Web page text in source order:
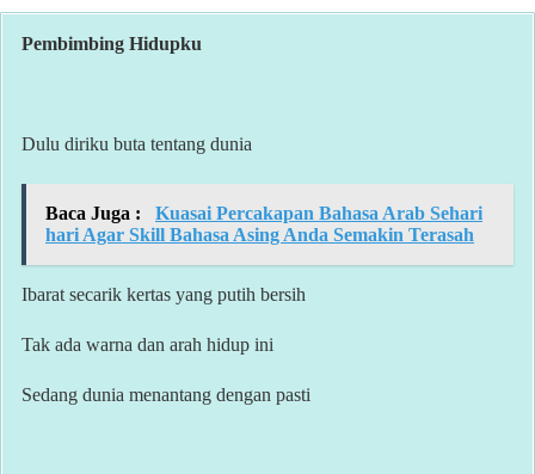
Pembimbing Hidupku
Dulu diriku buta tentang dunia
Baca Juga :
Kuasai Percakapan Bahasa Arab Sehari
hari Agar Skill Bahasa Asing Anda Semakin Terasah
Ibarat secarik kertas yang putih bersih
Tak ada warna dan arah hidup ini
Sedang dunia menantang dengan pasti